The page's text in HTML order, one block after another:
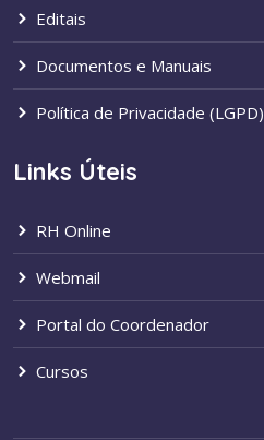
Editais
Documentos e Manuais
Política de Privacidade (LGPD)
Links Úteis
RH Online
Webmail
Portal do Coordenador
Cursos